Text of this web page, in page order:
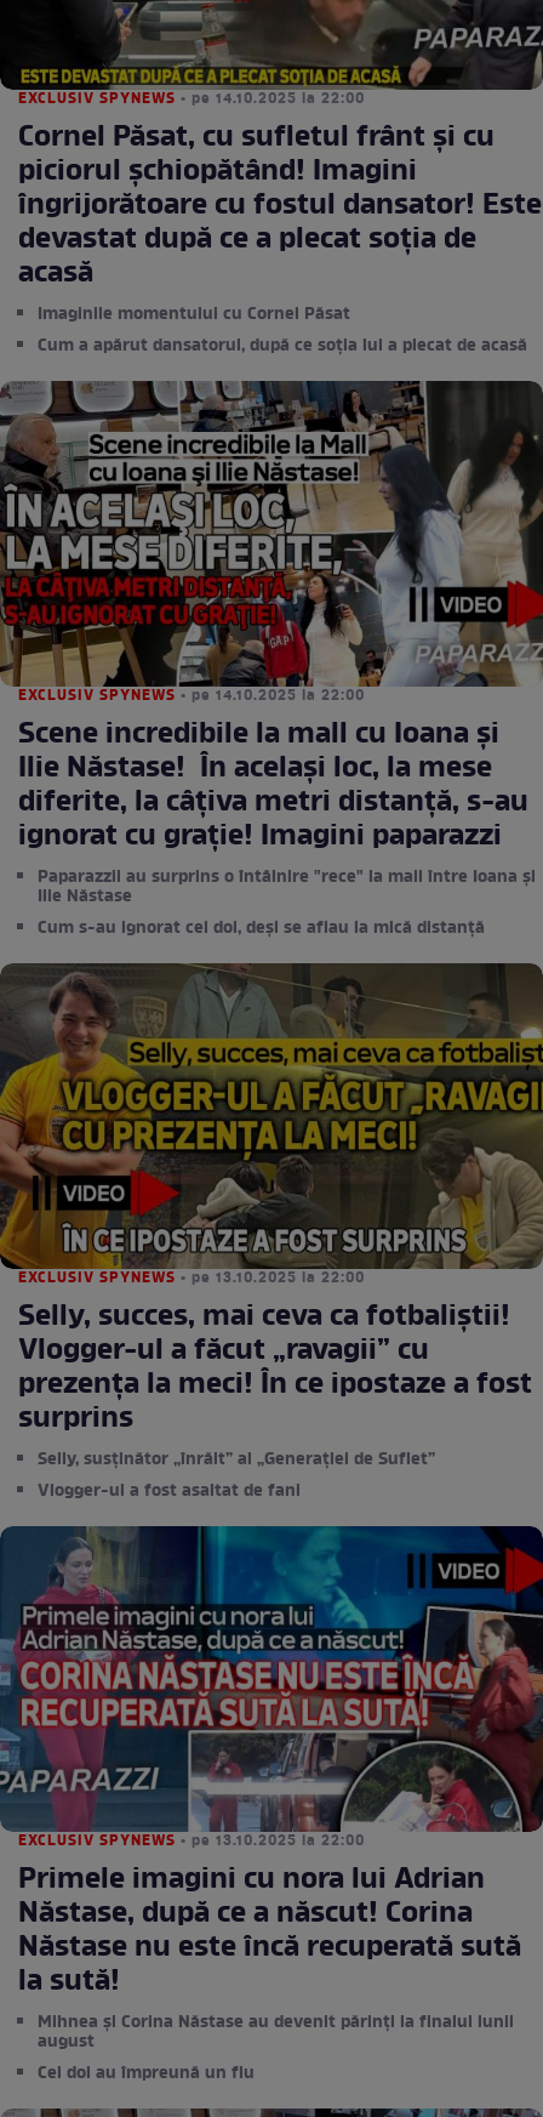
EXCLUSIV SPYNEWS • pe 14.10.2025 la 22:00
Cornel Păsat, cu sufletul frânt şi cu
piciorul şchiopătând! Imagini
îngrijorătoare cu fostul dansator! Este
devastat după ce a plecat soţia de
acasă
Imaginile momentului cu Cornel Păsat
Cum a apărut dansatorul, după ce soția lui a plecat de acasă
EXCLUSIV SPYNEWS • pe 14.10.2025 la 22:00
Scene incredibile la mall cu Ioana şi
Ilie Năstase! În acelaşi loc, la mese
diferite, la câţiva metri distanţă, s-au
ignorat cu graţie! Imagini paparazzi
Paparazzii au surprins o întâlnire "rece" la mall între Ioana și
Ilie Năstase
Cum s-au ignorat cei doi, deși se aflau la mică distanță
EXCLUSIV SPYNEWS • pe 13.10.2025 la 22:00
Selly, succes, mai ceva ca fotbaliștii!
Vlogger-ul a făcut „ravagii” cu
prezența la meci! În ce ipostaze a fost
surprins
Selly, susținător „înrăit” al „Generației de Suflet”
Vlogger-ul a fost asaltat de fani
EXCLUSIV SPYNEWS • pe 13.10.2025 la 22:00
Primele imagini cu nora lui Adrian
Năstase, după ce a născut! Corina
Năstase nu este încă recuperată sută
la sută!
Mihnea și Corina Năstase au devenit părinți la finalul lunii
august
Cei doi au împreună un fiu